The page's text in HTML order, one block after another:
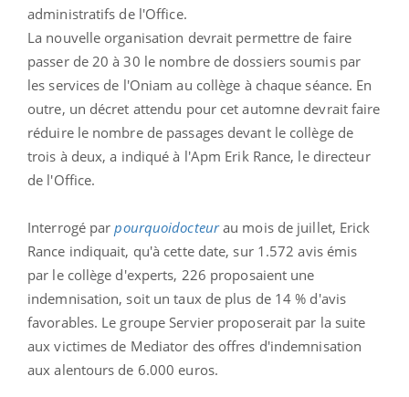
administratifs de l'Office.
La nouvelle organisation devrait permettre de faire
passer de 20 à 30 le nombre de dossiers soumis par
les services de l'Oniam au collège à chaque séance. En
outre, un décret attendu pour cet automne devrait faire
réduire le nombre de passages devant le collège de
trois à deux, a indiqué à l'Apm Erik Rance, le directeur
de l'Office.
Interrogé parpourquoidocteur au mois de juillet, Erick
Rance indiquait, qu'à cette date, sur 1.572 avis émis
par le collège d'experts, 226 proposaient une
indemnisation, soit un taux de plus de 14 % d'avis
favorables. Le groupe Servier proposerait par la suite
aux victimes de Mediator des offres d'indemnisation
aux alentours de 6.000 euros.